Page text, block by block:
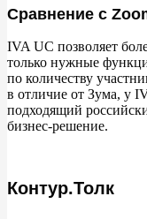
Сравнение с
IVA UC позволяет
только нужные
по количеству
в отличие от Зума, у
подходящий
бизнес-решение.
Контур.Толк